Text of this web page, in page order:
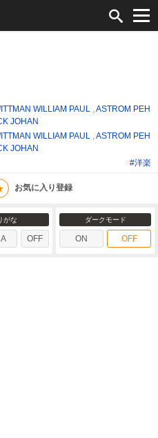
WILLIAM PAUL ,ASTROM PEH
JOHAN
WILLIAM PAUL ,ASTROM PEH
JOHAN
#洋楽
お気に入り登録
がな
A OFF
ダークモード
ON OFF